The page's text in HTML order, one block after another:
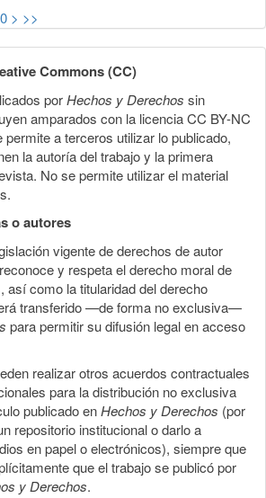
> >>
Commons (CC)
porHechos y Derechos sin
amparados con la licencia CC BY-NC
permite a terceros utilizar lo publicado,
la autoría del trabajo y la primera
No se permite utilizar el material
o autores
vigente de derechos de autor
reconoce y respeta el derecho moral de
así como la titularidad del derecho
transferido —de forma no exclusiva—
para permitir su difusión legal en acceso
realizar otros acuerdos contractuales
para la distribución no exclusiva
publicado enHechos y Derechos (por
repositorio institucional o darlo a
en papel o electrónicos), siempre que
que el trabajo se publicó por
y Derechos.